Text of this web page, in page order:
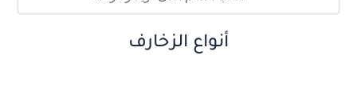
أنواع الزخارف